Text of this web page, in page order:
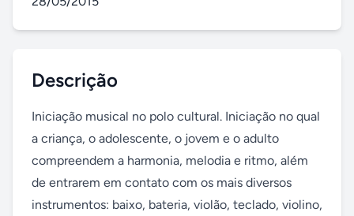
Descrição
Iniciação musical no polo cultural. Iniciação no qual
a criança, o adolescente, o jovem e o adulto
compreendem a harmonia, melodia e ritmo, além
de entrarem em contato com os mais diversos
instrumentos: baixo, bateria, violão, teclado, violino,